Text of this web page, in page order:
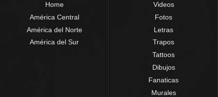
Home
América Central
América del Norte
América del Sur
Videos
Fotos
Letras
Trapos
Tattoos
Dibujos
Fanaticas
Murales